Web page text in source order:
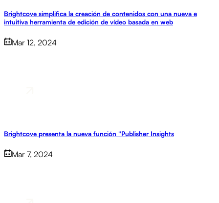
Brightcove simplifica la creación de contenidos con una nueva e
intuitiva herramienta de edición de vídeo basada en web
Mar 12, 2024
Brightcove presenta la nueva función "Publisher Insights
Mar 7, 2024